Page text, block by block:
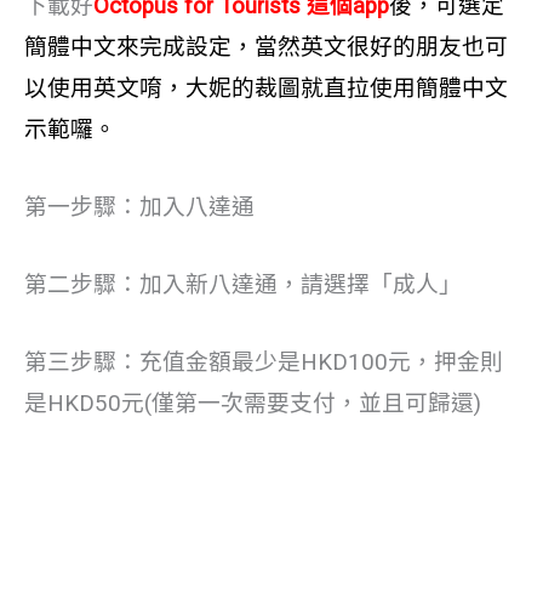
下載好Octopus for Tourists 這個app後，可選定
簡體中文來完成設定，當然英文很好的朋友也可
以使用英文唷，大妮的裁圖就直拉使用簡體中文
示範囉。
第一步驟：加入八達通
第二步驟：加入新八達通，請選擇「成人」
第三步驟：充值金額最少是HKD100元，押金則
是HKD50元(僅第一次需要支付，並且可歸還)